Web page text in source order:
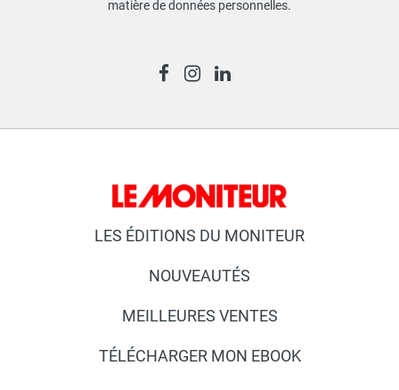
matière de données personnelles.
LES ÉDITIONS DU MONITEUR
NOUVEAUTÉS
MEILLEURES VENTES
TÉLÉCHARGER MON EBOOK